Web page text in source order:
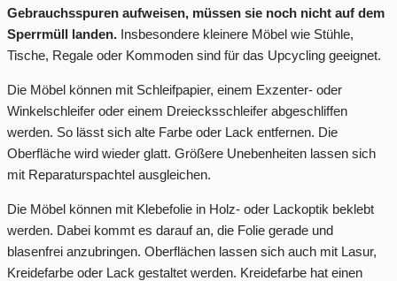
Gebrauchsspuren aufweisen, müssen sie noch nicht auf dem
Sperrmüll landen. Insbesondere kleinere Möbel wie Stühle,
Tische, Regale oder Kommoden sind für das Upcycling geeignet.
Die Möbel können mit Schleifpapier, einem Exzenter- oder
Winkelschleifer oder einem Dreiecksschleifer abgeschliffen
werden. So lässt sich alte Farbe oder Lack entfernen. Die
Oberfläche wird wieder glatt. Größere Unebenheiten lassen sich
mit Reparaturspachtel ausgleichen.
Die Möbel können mit Klebefolie in Holz- oder Lackoptik beklebt
werden. Dabei kommt es darauf an, die Folie gerade und
blasenfrei anzubringen. Oberflächen lassen sich auch mit Lasur,
Kreidefarbe oder Lack gestaltet werden. Kreidefarbe hat einen